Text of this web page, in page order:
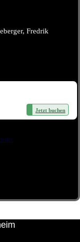
Fredrik
Jetzt buchen